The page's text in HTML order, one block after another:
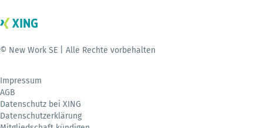
© New Work SE | Alle Rechte vorbehalten
Impressum
AGB
Datenschutz bei XING
Datenschutzerklärung